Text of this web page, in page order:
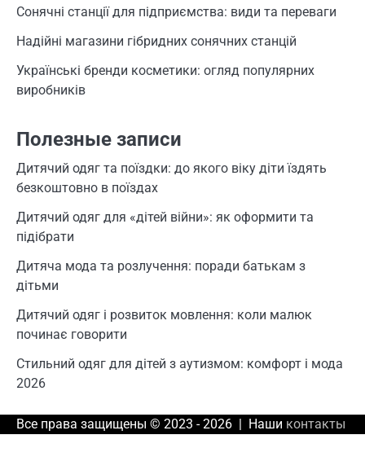
Сонячні станції для підприємства: види та переваги
Надійні магазини гібридних сонячних станцій
Українські бренди косметики: огляд популярних
виробників
Полезные записи
Дитячий одяг та поїздки: до якого віку діти їздять
безкоштовно в поїздах
Дитячий одяг для «дітей війни»: як оформити та
підібрати
Дитяча мода та розлучення: поради батькам з
дітьми
Дитячий одяг і розвиток мовлення: коли малюк
починає говорити
Стильний одяг для дітей з аутизмом: комфорт і мода
2026
Все права защищены © 2023 - 2026 | Наши контакты